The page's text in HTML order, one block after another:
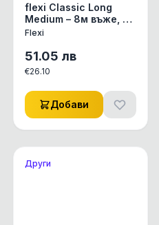
flexi Classic Long
Medium – 8м въже, до
20 кг - цвят червен
Flexi
51.05 лв
€26.10
Добави
Други